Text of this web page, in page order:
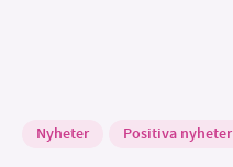
Nyheter Positiva nyheter